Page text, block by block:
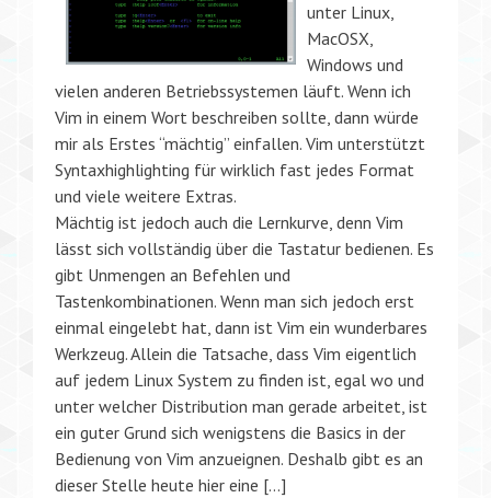
unter Linux,
MacOSX,
Windows und
vielen anderen Betriebssystemen läuft. Wenn ich
Vim in einem Wort beschreiben sollte, dann würde
mir als Erstes “mächtig” einfallen. Vim unterstützt
Syntaxhighlighting für wirklich fast jedes Format
und viele weitere Extras.
Mächtig ist jedoch auch die Lernkurve, denn Vim
lässt sich vollständig über die Tastatur bedienen. Es
gibt Unmengen an Befehlen und
Tastenkombinationen. Wenn man sich jedoch erst
einmal eingelebt hat, dann ist Vim ein wunderbares
Werkzeug. Allein die Tatsache, dass Vim eigentlich
auf jedem Linux System zu finden ist, egal wo und
unter welcher Distribution man gerade arbeitet, ist
ein guter Grund sich wenigstens die Basics in der
Bedienung von Vim anzueignen. Deshalb gibt es an
dieser Stelle heute hier eine […]